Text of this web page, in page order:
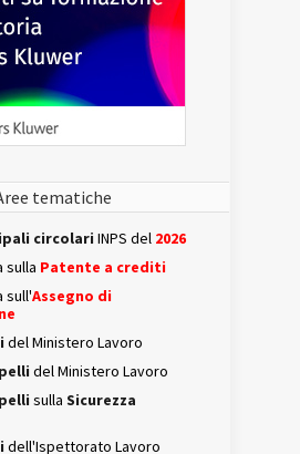
tematiche
circolari INPS del 2026
sulla Patente a crediti
sull'Assegno di
del Ministero Lavoro
del Ministero Lavoro
sulla Sicurezza
dell'Ispettorato Lavoro